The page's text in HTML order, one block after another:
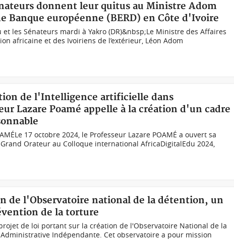
donnent leur quitus au Ministre Adom
Banque européenne (BERD) en Côte d'Ivoire
et les Sénateurs mardi à Yakro (DR)&nbsp;Le Ministre des Affaires
africaine et des Ivoiriens de l’extérieur, Léon Adom
de l'Intelligence artificielle dans
Lazare Poamé appelle à la création d'un cadre
17 octobre 2024, le Professeur Lazare POAMÉ a ouvert sa
Orateur au Colloque international AfricaDigitalEdu 2024,
de l'Observatoire national de la détention, un
de la torture
de loi portant sur la création de l'Observatoire National de la
Indépendante. Cet observatoire a pour mission